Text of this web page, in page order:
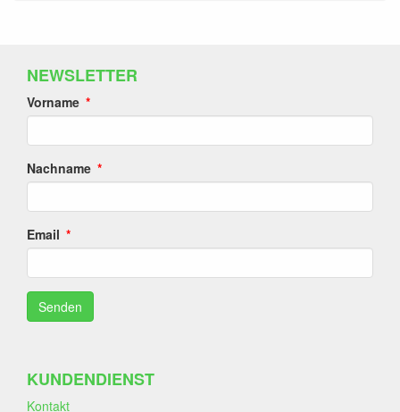
NEWSLETTER
Vorname
Nachname
Email
KUNDENDIENST
Kontakt